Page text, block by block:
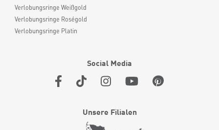
Verlobungsringe Weißgold
Verlobungsringe Roségold
Verlobungsringe Platin
Social Media
Unsere Filialen